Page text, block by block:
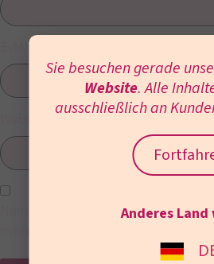
E-Mail-Adresse
Name, E-Mail-Adresse und Website
Sie besuchen gerade
Website. Alle
ausschließlich an
Anderes Land